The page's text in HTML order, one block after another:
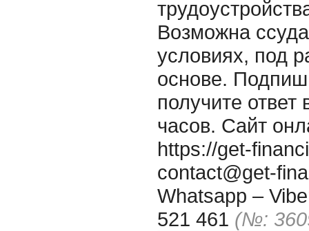
Возможна
условиях, под
основе.
получите ответ
часов. Сайт
https://get-
contact@get-
Whatsapp –
521 461 (№: